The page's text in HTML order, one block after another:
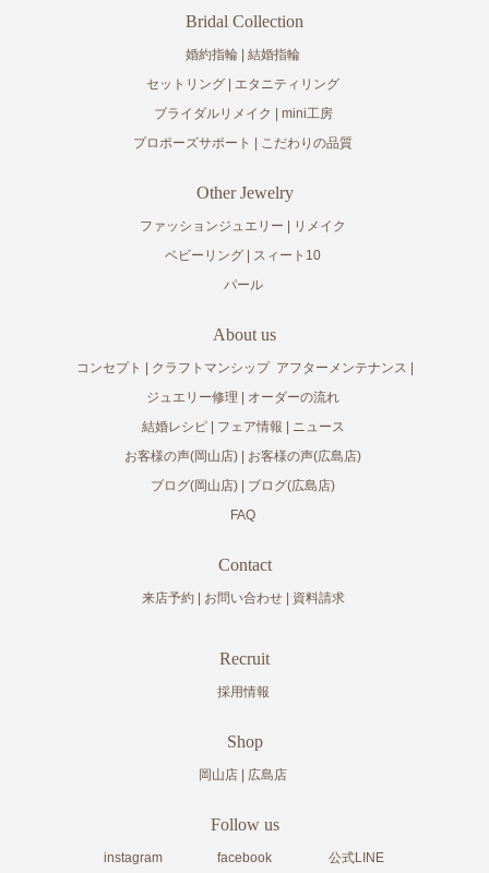
Bridal Collection
婚約指輪
結婚指輪
セットリング
エタニティリング
ブライダルリメイク
mini工房
プロポーズサポート
こだわりの品質
Other Jewelry
ファッションジュエリー
リメイク
ベビーリング
スィート10
パール
About us
コンセプト クラフトマンシップ アフターメンテナンス
ジュエリー修理
オーダーの流れ
結婚レシピ
フェア情報
ニュース
お客様の声(岡山店)
お客様の声(広島店)
ブログ(岡山店)
ブログ(広島店)
FAQ
Contact
来店予約 お問い合わせ 資料請求
Recruit
採用情報
Shop
岡山店 広島店
Follow us
instagram facebook 公式LINE